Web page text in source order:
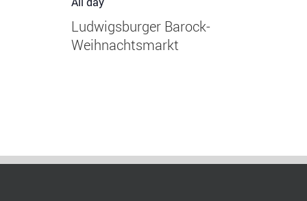
Ludwigsburger Barock-
Weihnachtsmarkt